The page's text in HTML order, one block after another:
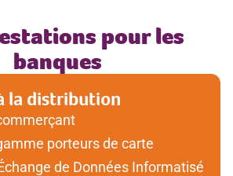
pour les
banques
la distribution
porteurs de carte
de Données Informatisé